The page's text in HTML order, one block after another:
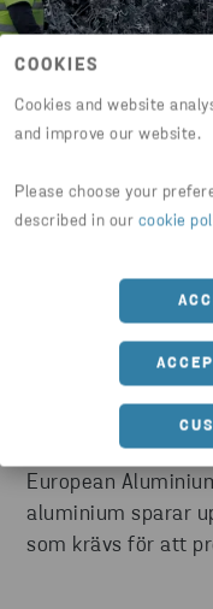
COOKIES
Cookies and website
and improve our website.
Please choose your
described in our cookie
Upp till 95
Enligt
aluminiumets
för cirkulära
aluminium som
fortfarande i
European
aluminium sparar
som krävs för att